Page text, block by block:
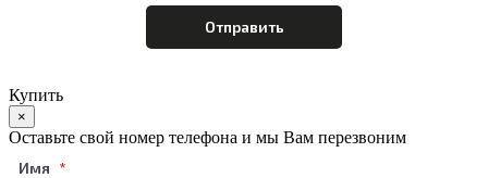
Купить
×
Оставьте свой номер телефона и мы Вам перезвоним
Имя